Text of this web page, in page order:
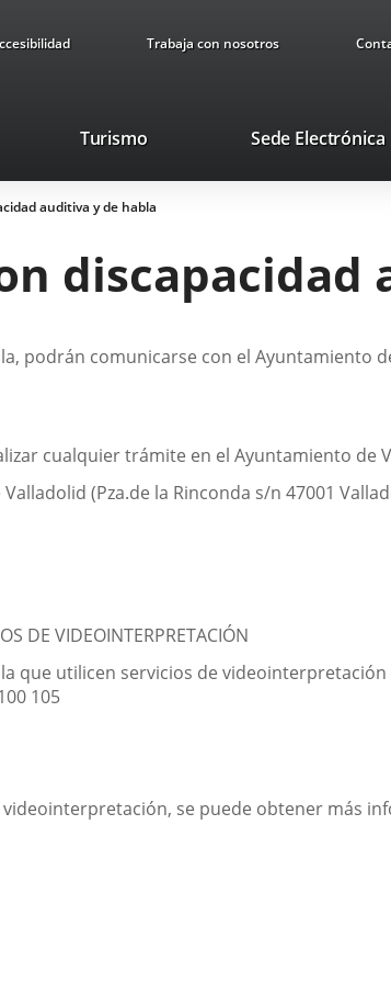
Trabaja con nosotros
TurismoThis
will
open
pop-
Sede Electrónica
auditiva y de habla
discapacidad
podrán comunicarse con el Ayuntamiento
cualquier trámite en el Ayuntamiento de
(Pza.de la Rinconda s/n 47001
DE VIDEOINTERPRETACIÓN
que utilicen servicios de
105
se puede obtener más